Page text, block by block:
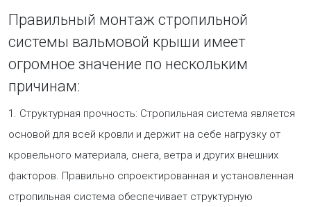
Правильный монтаж стропильной
системы вальмовой крыши имеет
огромное значение по нескольким
причинам:
1. Структурная прочность: Стропильная система является
основой для всей кровли и держит на себе нагрузку от
кровельного материала, снега, ветра и других внешних
факторов. Правильно спроектированная и установленная
стропильная система обеспечивает структурную